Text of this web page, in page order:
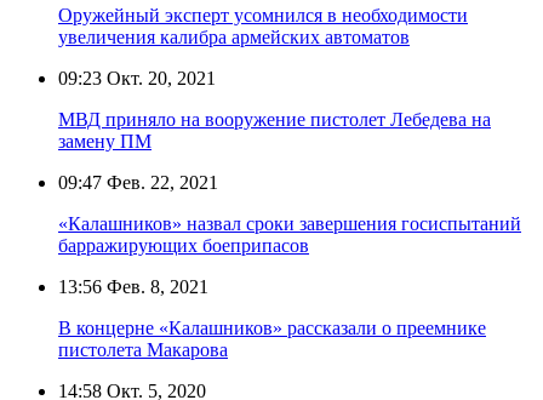
Оружейный эксперт усомнился в необходимости
увеличения калибра армейских автоматов
09:23 Окт. 20, 2021
МВД приняло на вооружение пистолет Лебедева на
замену ПМ
09:47 Фев. 22, 2021
«Калашников» назвал сроки завершения госиспытаний
барражирующих боеприпасов
13:56 Фев. 8, 2021
В концерне «Калашников» рассказали о преемнике
пистолета Макарова
14:58 Окт. 5, 2020